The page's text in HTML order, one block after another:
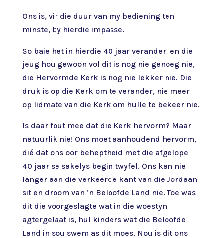
Ons is, vir die duur van my bediening ten
minste, by hierdie impasse.
So baie het in hierdie 40 jaar verander, en die
jeug hou gewoon vol dit is nog nie genoeg nie,
die Hervormde Kerk is nog nie lekker nie. Die
druk is op die Kerk om te verander, nie meer
op lidmate van die Kerk om hulle te bekeer nie.
Is daar fout mee dat die Kerk hervorm? Maar
natuurlik nie! Ons moet aanhoudend hervorm,
dié dat ons oor beheptheid met die afgelope
40 jaar se sakelys begin twyfel. Ons kan nie
langer aan die verkeerde kant van die Jordaan
sit en droom van ’n Beloofde Land nie. Toe was
dit die voorgeslagte wat in die woestyn
agtergelaat is, hul kinders wat die Beloofde
Land in sou swem as dit moes. Nou is dit ons